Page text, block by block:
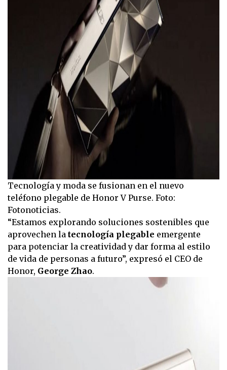
Tecnología y moda se fusionan en el nuevo
teléfono plegable de Honor V Purse. Foto:
Fotonoticias.
“Estamos explorando soluciones sostenibles que
aprovechen la tecnología plegable emergente
para potenciar la creatividad y dar forma al estilo
de vida de personas a futuro”, expresó el CEO de
Honor, George Zhao.